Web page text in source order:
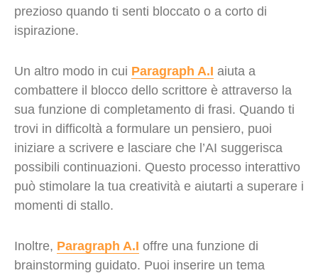
prezioso quando ti senti bloccato o a corto di
ispirazione.
Un altro modo in cui Paragraph A.I aiuta a
combattere il blocco dello scrittore è attraverso la
sua funzione di completamento di frasi. Quando ti
trovi in difficoltà a formulare un pensiero, puoi
iniziare a scrivere e lasciare che l’AI suggerisca
possibili continuazioni. Questo processo interattivo
può stimolare la tua creatività e aiutarti a superare i
momenti di stallo.
Inoltre, Paragraph A.I offre una funzione di
brainstorming guidato. Puoi inserire un tema